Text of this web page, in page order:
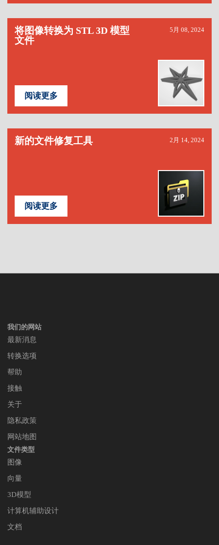
将图像转换为 STL 3D 模型
文件
5月 08, 2024
阅读更多
新的文件修复工具 2月 14, 2024
阅读更多
我们的网站
最新消息
转换选项
帮助
接触
关于
隐私政策
网站地图
文件类型
图像
向量
3D模型
计算机辅助设计
文档